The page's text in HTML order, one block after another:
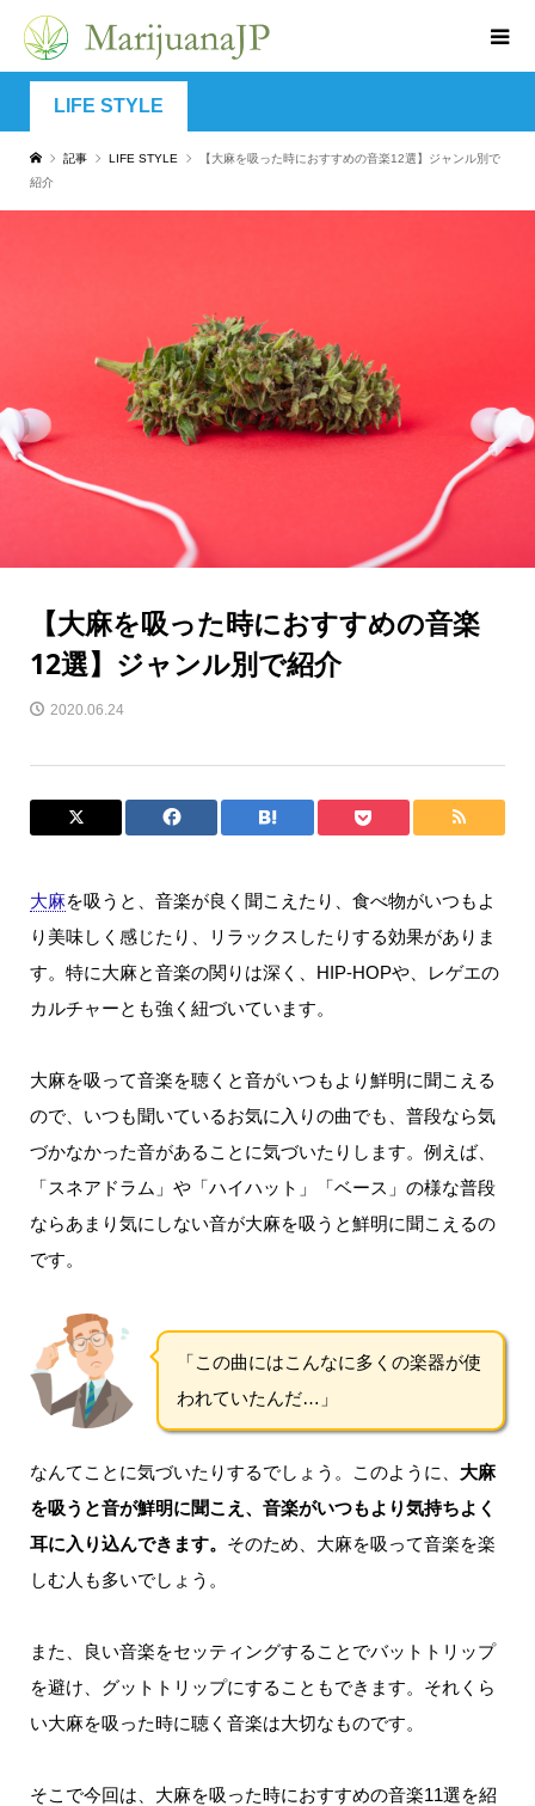
LIFE STYLE
記事 LIFE STYLE
【大麻を吸った時におすすめの音楽12選】ジャンル別で
紹介
【大麻を吸った時におすすめの音楽
12選】ジャンル別で紹介
2020.06.24
大麻を吸うと、音楽が良く聞こえたり、食べ物がいつもよ
り美味しく感じたり、リラックスしたりする効果がありま
す。 特に大麻と音楽の関りは深く、 HIP-HOPや、レゲエの
カルチャーとも強く紐づいています。
大麻を吸って音楽を聴くと音がいつもより鮮明に聞こえる
ので、いつも聞いているお気に入りの曲でも、普段なら気
づかなかった音があることに気づいたりします。 例えば、
「スネアドラム」や「ハイハット」「ベース」の様な普段
ならあまり気にしない音が大麻を吸うと鮮明に聞こえるの
です。
「この曲にはこんなに多くの楽器が使
われていたんだ…」
なんてことに気づいたりするでしょう。 このように、 大麻
を吸うと音が鮮明に聞こえ、音楽がいつもより気持ちよく
耳に入り込んできます。 そのため、大麻を吸って音楽を楽
しむ人も多いでしょう。
また、良い音楽をセッティングすることでバットトリップ
を避け、グットトリップにすることもできます。それくら
い大麻を吸った時に聴く音楽は大切なものです。
そこで今回は、大麻を吸った時におすすめの音楽11選を紹